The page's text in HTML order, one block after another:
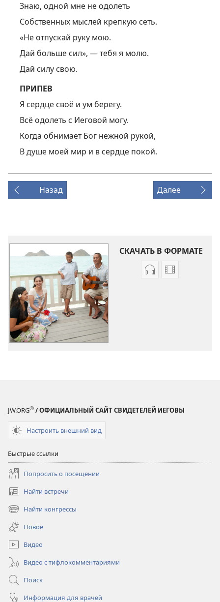
Знаю, одной мне не одолеть
Собственных мыслей крепкую сеть.
«Не отпускай руку мою.
Дай больше сил», — тебя я молю.
Дай силу свою.
ПРИПЕВ
Я сердце своё и ум берегу.
Всё одолеть с Иеговой могу.
Когда обнимает Бог нежной рукой,
В душе моей мир и в сердце покой.
Назад Далее
СКАЧАТЬ В ФОРМАТЕ
ВариантыВарианты
JW.ORG® / ОФИЦИАЛЬНЫЙ САЙТ СВИДЕТЕЛЕЙ ИЕГОВЫ
Настроить внешний вид
Быстрые ссылки
Попросить о посещении
Найти встречи
(открывается
в
новом
окне)
Найти конгрессы
(открывается
новом
окне)
Новое
Видео
Видео с тифлокомментариями
Поиск
Информация для врачей